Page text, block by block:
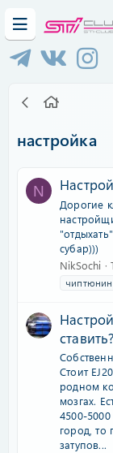
настройка
N
Дорогие
субар)))
NikSochi
ставить?
Стоит
родном
мозгах.
4500-
город, то
затупов...